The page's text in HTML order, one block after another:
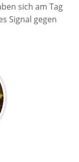
sich am Tag
Signal gegen